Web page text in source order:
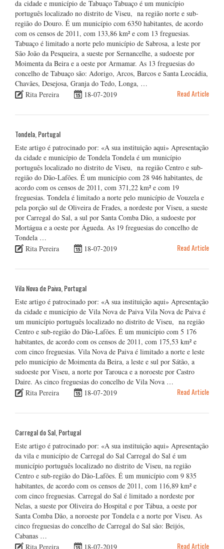
da cidade e município de Tabuaço Tabuaço é um município
português localizado no distrito de Viseu, na região norte e sub-
região do Douro. É um município com 6350 habitantes, de acordo
com os censos de 2011, com 133,86 km² e com 13 freguesias.
Tabuaço é limitado a norte pelo município de Sabrosa, a leste por
São João da Pesqueira, a sueste por Sernancelhe, a sudoeste por
Moimenta da Beira e a oeste por Armamar. As 13 freguesias do
concelho de Tabuaço são: Adorigo, Arcos, Barcos e Santa Leocádia,
Chavães, Desejosa, Granja do Tedo, Longa, …
Rita Pereira
18-07-2019 Read Article
Tondela, Portugal
Este artigo é patrocinado por: «A sua instituição aqui» Apresentação
da cidade e município de Tondela Tondela é um município
português localizado no distrito de Viseu, na região Centro e sub-
região do Dão-Lafões. É um município com 28 946 habitantes, de
acordo com os censos de 2011, com 371,22 km² e com 19
freguesias. Tondela é limitado a norte pelo município de Vouzela e
pela porção sul de Oliveira de Frades, a nordeste por Viseu, a sueste
por Carregal do Sal, a sul por Santa Comba Dão, a sudoeste por
Mortágua e a oeste por Águeda. As 19 freguesias do concelho de
Tondela …
Rita Pereira
18-07-2019 Read Article
Vila Nova de Paiva, Portugal
Este artigo é patrocinado por: «A sua instituição aqui» Apresentação
da cidade e município de Vila Nova de Paiva Vila Nova de Paiva é
um município português localizado no distrito de Viseu, na região
Centro e sub-região do Dão-Lafões. É um município com 5 176
habitantes, de acordo com os censos de 2011, com 175,53 km² e
com cinco freguesias. Vila Nova de Paiva é limitado a norte e leste
pelo município de Moimenta da Beira, a leste e sul por Sátão, a
sudoeste por Viseu, a norte por Tarouca e a noroeste por Castro
Daire. As cinco freguesias do concelho de Vila Nova …
Rita Pereira
18-07-2019 Read Article
Carregal do Sal, Portugal
Este artigo é patrocinado por: «A sua instituição aqui» Apresentação
da vila e município de Carregal do Sal Carregal do Sal é um
município português localizado no distrito de Viseu, na região
Centro e sub-região do Dão-Lafões. É um município com 9 835
habitantes, de acordo com os censos de 2011, com 116,89 km² e
com cinco freguesias. Carregal do Sal é limitado a nordeste por
Nelas, a sueste por Oliveira do Hospital e por Tábua, a oeste por
Santa Comba Dão, a noroeste por Tondela e a norte por Viseu. As
cinco freguesias do concelho de Carregal do Sal são: Beijós,
Cabanas …
Rita Pereira
18-07-2019 Read Article